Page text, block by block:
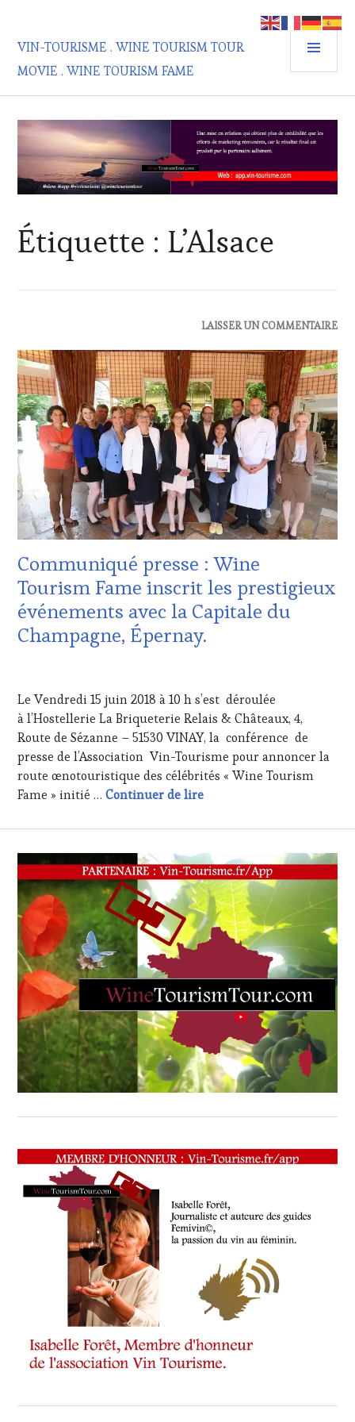
contenu
principal
VIN-TOURISME . WINE TOURISM TOUR
MOVIE . WINE TOURISM FAME
Étiquette : L’Alsace
:
WINE
TASTING
VOUCHER,
DOMAINE
VITICOLE,
ADHÉRENT,
VIN
TOURISME
,
EDITION
LES
CLÉS
VIN
ET
DE
LA
HAUTE
GASTRONOMIE
DÉGUSTATIONS,
WINE
TASTING,
OENOTOURISME,
VIGNOBLES
,
WINE
TASTING
WINE
FAME,
WINE
TOURISM
TOUR,
WINETASTINGVOUCHER.COM
LAISSER UN COMMENTAIRE
Communiqué presse : Wine
Tourism Fame inscrit les prestigieux
événements avec la Capitale du
Champagne, Épernay.
2018
Le Vendredi 15 juin 2018 à 10 h s’est déroulée
à l’Hostellerie La Briqueterie Relais & Châteaux, 4,
Route de Sézanne – 51530 VINAY, la conférence de
presse de l’Association Vin-Tourisme pour annoncer la
route œnotouristique des célébrités « Wine Tourism
Fame » initié …Continuer de lireCommuniqué presse :